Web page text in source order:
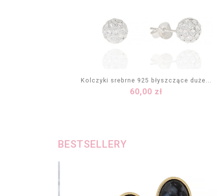
Kolczyki srebrne 925 błyszczące duże...
Cena
60,00 zł
DODAJ DO KOSZYKA
BESTSELLERY